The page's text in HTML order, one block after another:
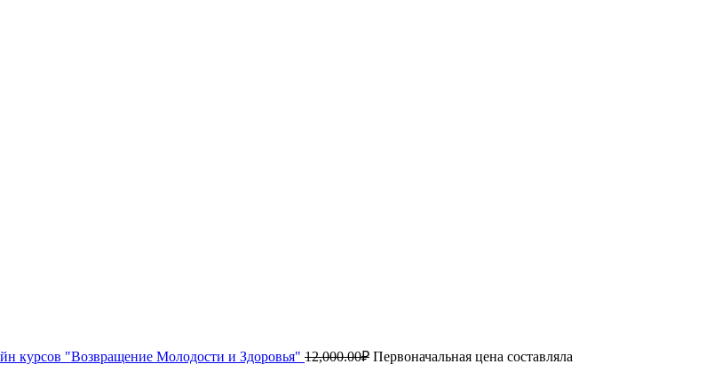
курсов "Возвращение Молодости и Здоровья" 12,000.00₽ Первоначальная цена составляла